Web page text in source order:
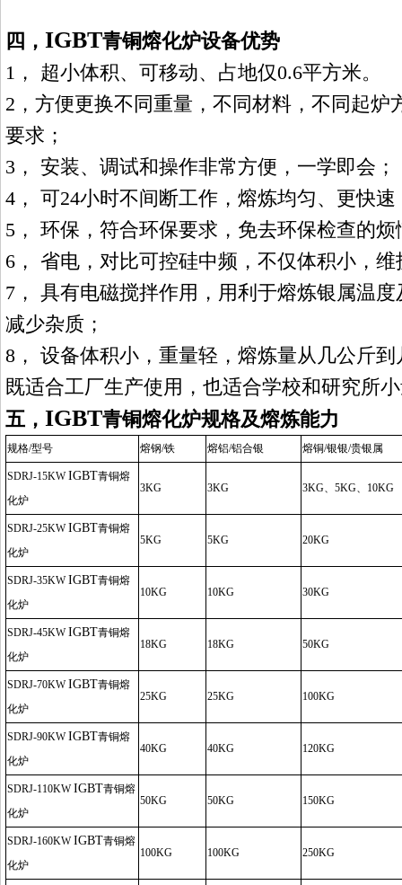
四， IGBT青铜熔化炉设备优势
1 ， 超小体积、可移动、占地仅0.6平方米。
2 ， 方便更换不同重量，不同材料，不同起炉
要求；
3 ， 安装、调试和操作非常方便，一学即会；
4 ， 可24小时不间断工作，熔炼均匀、更快速
5 ， 环保，符合环保要求，免去环保检查的烦
6 ， 省电，对比可控硅中频，不仅体积小，
7 ， 具有电磁搅拌作用，用利于熔炼银 属温
减少杂质；
8 ， 设备体积小，重量轻，熔炼量从几公斤
既适合工厂生产使用，也适合学校和研究所
五， IGBT青铜熔化炉规格及熔炼能力
规格/型号 熔钢/铁 熔铝/铝合银 熔铜/银银/贵银属
SDRJ-15KWIGBT青铜熔
化炉
3KG 3KG 3KG、5KG、 10KG
SDRJ-25KWIGBT青铜熔
化炉
5KG 5KG 20KG
SDRJ-35KWIGBT青铜熔
化炉
10KG 10KG 30KG
SDRJ-45KWIGBT青铜熔
化炉
18KG 18KG 50KG
SDRJ-70KWIGBT青铜熔
化炉
25KG 25KG 100KG
SDRJ-90KWIGBT青铜熔
化炉
40KG 40KG 120KG
SDRJ-110KWIGBT青铜熔
化炉
50KG 50KG 150KG
SDRJ-160KWIGBT青铜熔
化炉
100KG 100KG 250KG